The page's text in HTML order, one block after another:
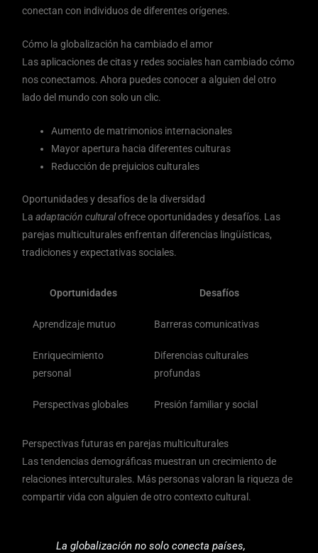
conectan con individuos de diferentes orígenes.
Cómo la globalización ha cambiado el amor
Las aplicaciones de citas y redes sociales han cambiado cómo
nos conectamos. Ahora puedes conocer a alguien del otro
lado del mundo con solo un clic.
Aumento de matrimonios internacionales
Mayor apertura hacia diferentes culturas
Reducción de prejuicios culturales
Oportunidades y desafíos de la diversidad
Laadaptación culturalofrece oportunidades y desafíos. Las
parejas multiculturales enfrentan diferencias lingüísticas,
tradiciones y expectativas sociales.
Oportunidades Desafíos
Aprendizaje mutuo Barreras comunicativas
Enriquecimiento
personal
Diferencias culturales
profundas
Perspectivas globales Presión familiar y social
Perspectivas futuras en parejas multiculturales
Las tendencias demográficas muestran un crecimiento de
relaciones interculturales. Más personas valoran la riqueza de
compartir vida con alguien de otro contexto cultural.
La globalización no solo conecta países,